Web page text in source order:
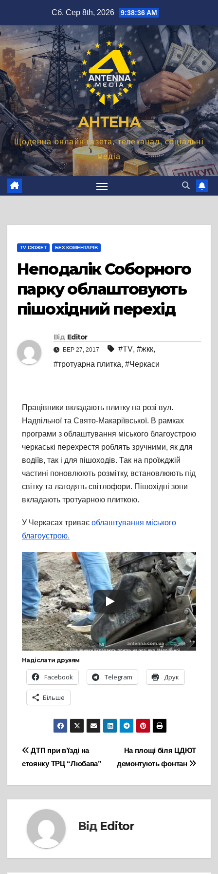
вмісту
Сб. Сер 8th, 2026 9:38:37 AM
АНТЕНА
Щоденна онлайн газета, телеканал, соціальні
медіа
TV СЮЖЕТ БЕЗ КОМЕНТАРІВ
Неподалік Соборного
парку облаштовують
пішохідний перехід
Від Editor
БЕР 27, 2017 #TV, #жкк,
#тротуарна плитка, #Черкаси
Працівники вкладають плитку на розі вул.
Надпільної та Свято-Макаріївської. В рамках
програми з облаштування міського благоустрою
черкаські перехрестя роблять зручними, як для
водіїв, так і для пішоходів. Так на проїжджій
частині поновлюють розмітку, встановлюють під
світку та лагодять світлофори. Пішохідні зони
вкладають тротуарною плиткою.
У Черкасах триває облаштування міського
благоустрою.
Надіслати друзям
Facebook Telegram Друк
Більше
Навігація
записів
На площі біля ЦДЮТ
демонтують фонтан
ДТП при в’їзді на
стоянку ТРЦ “Любава”
Від Editor